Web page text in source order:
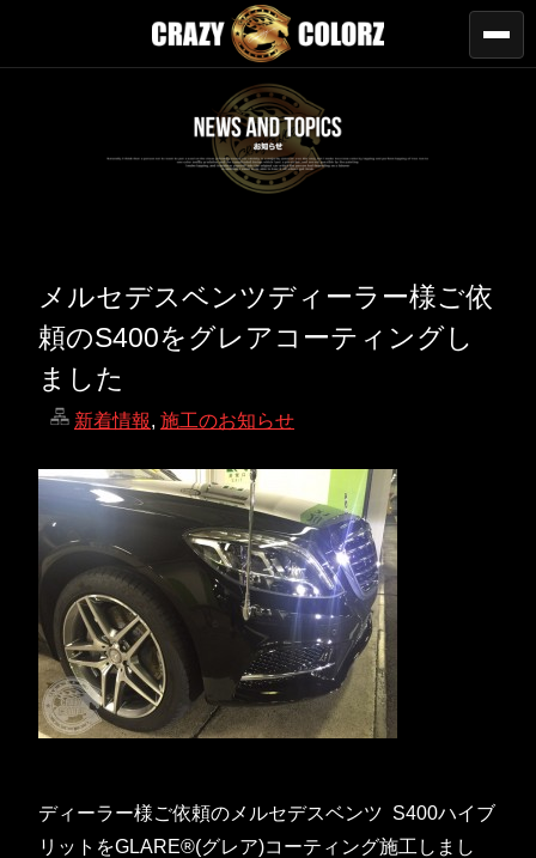
メルセデスベンツディーラー様ご依
頼のS400をグレアコーティングし
ました
新着情報, 施工のお知らせ
ディーラー様ご依頼のメルセデスベンツ S400ハイブ
リットをGLARE®(グレア)コーティング施工しまし